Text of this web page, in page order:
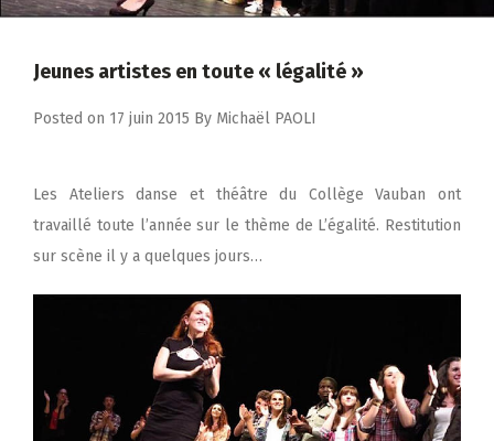
Jeunes artistes en toute « légalité »
Posted on 17 juin 2015 By Michaël PAOLI
Les Ateliers danse et théâtre du Collège Vauban ont
travaillé toute l’année sur le thème de L’égalité. Restitution
sur scène il y a quelques jours…